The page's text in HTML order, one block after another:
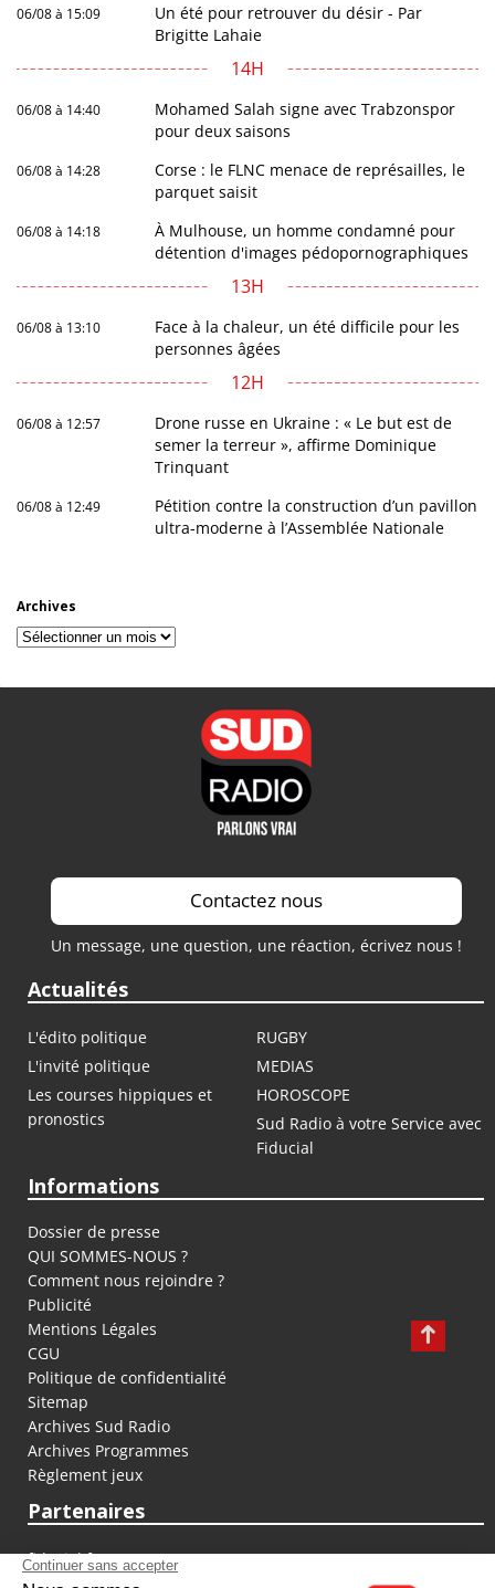
06/08 à 15:09
Un été pour retrouver du désir - Par
Brigitte Lahaie
14H
06/08 à 14:40
Mohamed Salah signe avec Trabzonspor
pour deux saisons
06/08 à 14:28
Corse : le FLNC menace de représailles, le
parquet saisit
06/08 à 14:18
À Mulhouse, un homme condamné pour
détention d'images pédopornographiques
13H
06/08 à 13:10
Face à la chaleur, un été difficile pour les
personnes âgées
12H
06/08 à 12:57
Drone russe en Ukraine : « Le but est de
semer la terreur », affirme Dominique
Trinquant
06/08 à 12:49
Pétition contre la construction d’un pavillon
ultra-moderne à l’Assemblée Nationale
Archives
Archives
Contactez nous
Un message, une question, une réaction, écrivez nous !
Actualités
L'édito politique
RUGBY
L'invité politique
MEDIAS
Les courses hippiques et
pronostics
HOROSCOPE
Sud Radio à votre Service avec
Fiducial
Informations
Dossier de presse
QUI SOMMES-NOUS ?
Comment nous rejoindre ?
Publicité
Mentions Légales
CGU
Politique de confidentialité
Sitemap
Archives Sud Radio
Archives Programmes
Règlement jeux
Partenaires
fiducial.fr